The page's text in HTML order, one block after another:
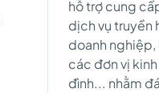
hỗ trợ cung
dịch vụ truyền
doanh nghiệp,
các đơn vị
đình... nhằm